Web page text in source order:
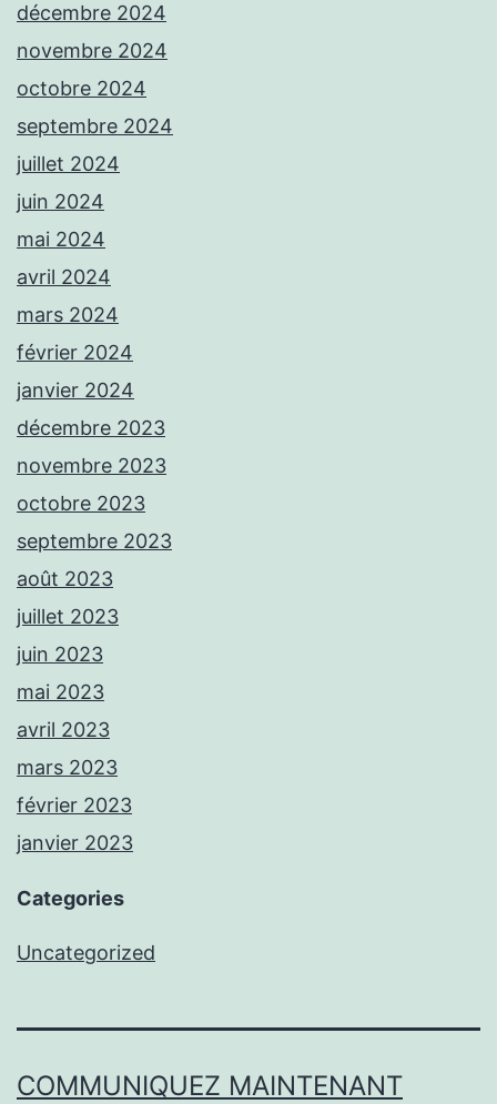
décembre 2024
novembre 2024
octobre 2024
septembre 2024
juillet 2024
juin 2024
mai 2024
avril 2024
mars 2024
février 2024
janvier 2024
décembre 2023
novembre 2023
octobre 2023
septembre 2023
août 2023
juillet 2023
juin 2023
mai 2023
avril 2023
mars 2023
février 2023
janvier 2023
Categories
Uncategorized
COMMUNIQUEZ MAINTENANT